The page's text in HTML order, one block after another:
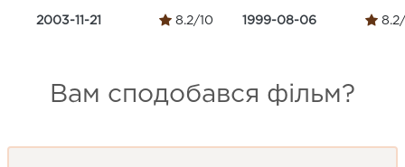
2003-11-21 8.2/10 1999-08-06 8.2/
Вам сподобався фільм?